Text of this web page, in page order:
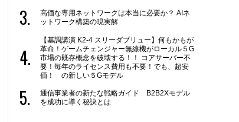
高価な専用ネットワークは本当に必要か？ AIネ
ットワーク構築の現実解
【基調講演 K2-4 スリーダブリュー】何もかもが
革命！ゲームチェンジャー無線機がローカル５G
市場の既存概念を破壊する！！ コアサーバー不
要！毎年のライセンス費用も不要！でも、超安
価！ の新しい５Gモデル
通信事業者の新たな戦略ガイド B2B2Xモデル
を成功に導く秘訣とは